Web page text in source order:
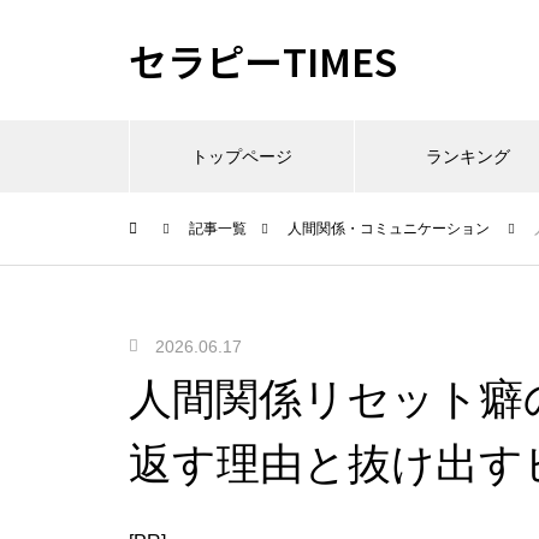
セラピーTIMES
トップページ ランキング
記事一覧 人間関係・コミュニケーション
2026.06.17
人間関係リセット
返す理由と抜け出す